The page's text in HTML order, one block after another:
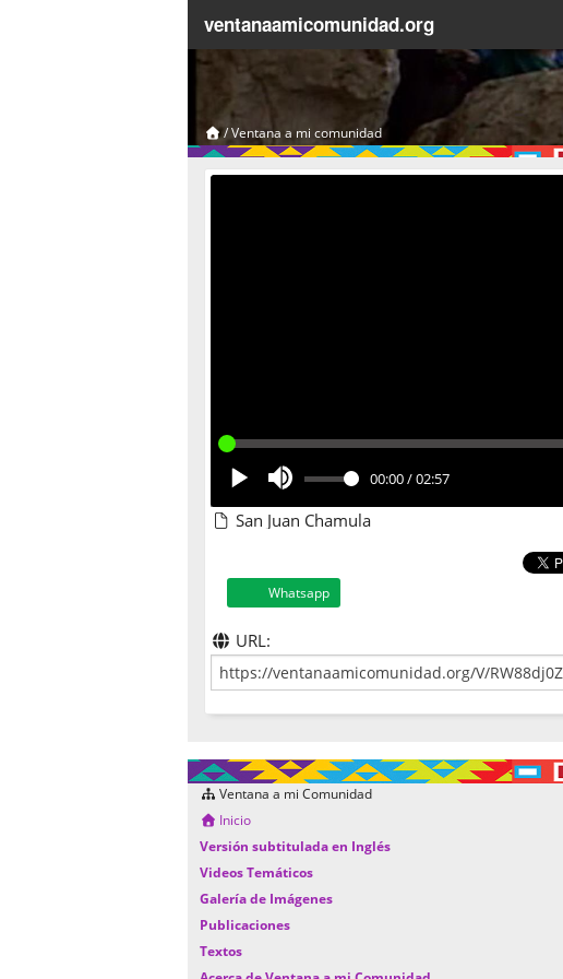
ventanaamicomunidad.org
/Ventana a mi comunidad
00:00/02:57
San Juan Chamula
Whatsapp
URL:
Ventana a mi Comunidad
Inicio
Versión subtitulada en Inglés
Videos Temáticos
Galería de Imágenes
Publicaciones
Textos